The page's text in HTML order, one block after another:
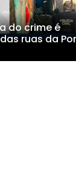
do crime é
ruas da